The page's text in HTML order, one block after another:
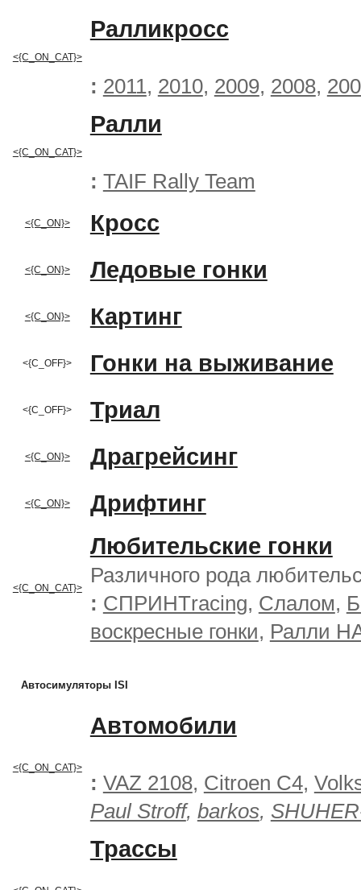
<{C_ON_CAT}>
Ралликросс
: 2011, 2010, 2009, 2008,
<{C_ON_CAT}>
Ралли
: TAIF Rally Team
<{C_ON}> Кросс
<{C_ON}> Ледовые гонки
<{C_ON}> Картинг
<{C_OFF}> Гонки на выживание
<{C_OFF}> Триал
<{C_ON}> Драгрейсинг
<{C_ON}> Дрифтинг
<{C_ON_CAT}>
Любительские гонки
Различного рода
: СПРИНТracing, Слалом,
воскресные гонки, Ралли
Автосимуляторы ISI
<{C_ON_CAT}>
Автомобили
: VAZ 2108, Citroen C4,
Paul Stroff, barkos,
Трассы